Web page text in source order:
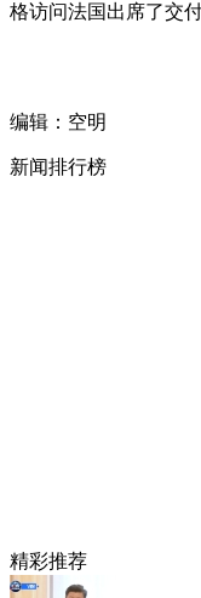
格访问法国出席了交
编辑：空明
新闻排行榜
精彩推荐